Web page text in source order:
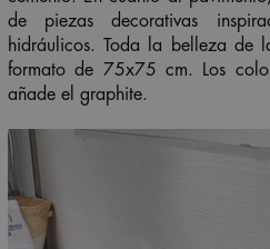
de piezas decorativas
hidráulicos. Toda la belleza de
formato de 75x75 cm. Los
añade el graphite.